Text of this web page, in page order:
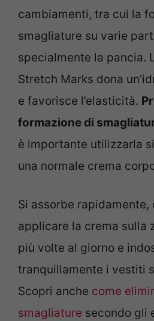
cambiamenti, tra cui la
smagliature su varie
specialmente la pancia.
Stretch Marks dona
e favorisce l’elasticità.
formazione di
è importante utilizzarla
una normale crema
Si assorbe rapidamente,
applicare la crema sulla
più volte al giorno e
tranquillamente i vestiti
Scopri anche come
smagliature secondo gli